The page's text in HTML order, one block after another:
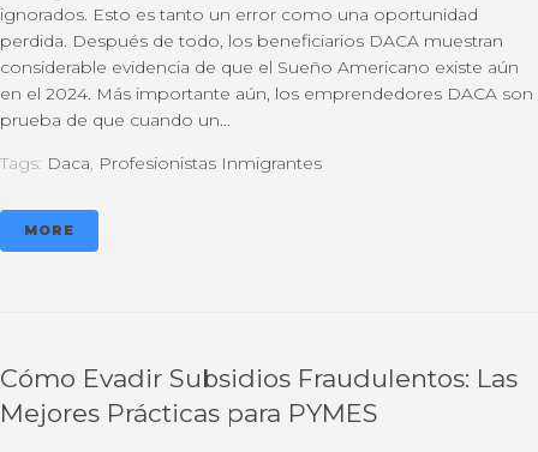
ignorados. Esto es tanto un error como una oportunidad
perdida. Después de todo, los beneficiarios DACA muestran
considerable evidencia de que el Sueño Americano existe aún
en el 2024. Más importante aún, los emprendedores DACA son
prueba de que cuando un...
Tags: Daca Profesionistas Inmigrantes
MORE
Cómo Evadir Subsidios Fraudulentos: Las
Mejores Prácticas para PYMES